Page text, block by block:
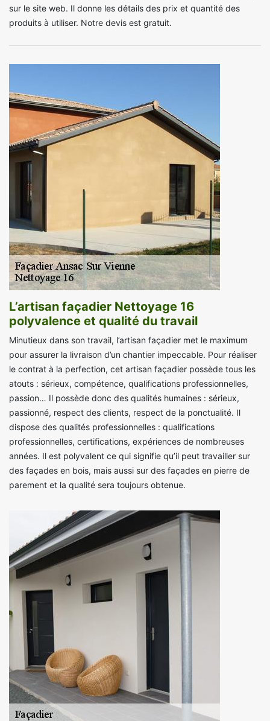
sur le site web. Il donne les détails des prix et quantité des
produits à utiliser. Notre devis est gratuit.
L’artisan façadier Nettoyage 16
polyvalence et qualité du travail
Minutieux dans son travail, l’artisan façadier met le maximum
pour assurer la livraison d’un chantier impeccable. Pour réaliser
le contrat à la perfection, cet artisan façadier possède tous les
atouts : sérieux, compétence, qualifications professionnelles,
passion… Il possède donc des qualités humaines : sérieux,
passionné, respect des clients, respect de la ponctualité. Il
dispose des qualités professionnelles : qualifications
professionnelles, certifications, expériences de nombreuses
années. Il est polyvalent ce qui signifie qu’il peut travailler sur
des façades en bois, mais aussi sur des façades en pierre de
parement et la qualité sera toujours obtenue.